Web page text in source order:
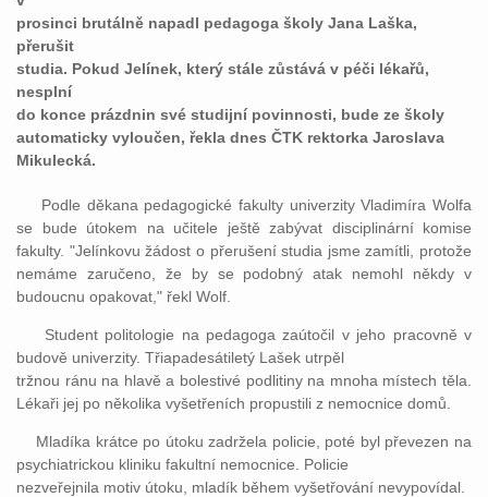
prosinci brutálně napadl pedagoga školy Jana Laška,
přerušit
studia. Pokud Jelínek, který stále zůstává v péči lékařů,
nesplní
do konce prázdnin své studijní povinnosti, bude ze školy
automaticky vyloučen, řekla dnes ČTK rektorka Jaroslava
Mikulecká.
Podle děkana pedagogické fakulty univerzity Vladimíra Wolfa
se bude útokem na učitele ještě zabývat disciplinární komise
fakulty. "Jelínkovu žádost o přerušení studia jsme zamítli, protože
nemáme zaručeno, že by se podobný atak nemohl někdy v
budoucnu opakovat," řekl Wolf.
Student politologie na pedagoga zaútočil v jeho pracovně v
budově univerzity. Třiapadesátiletý Lašek utrpěl
tržnou ránu na hlavě a bolestivé podlitiny na mnoha místech těla.
Lékaři jej po několika vyšetřeních propustili z nemocnice domů.
Mladíka krátce po útoku zadržela policie, poté byl převezen na
psychiatrickou kliniku fakultní nemocnice. Policie
nezveřejnila motiv útoku, mladík během vyšetřování nevypovídal.